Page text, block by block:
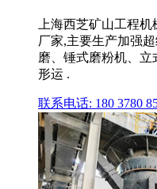
上海西芝矿山工程
厂家,主要生产加强
磨、锤式磨粉机、立
形运 .
联系电话: 180 3780